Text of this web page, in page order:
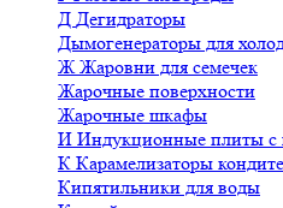
Д Дегидраторы
Дымогенераторы для
ЖЖаровни для семечек
Жарочные поверхности
Жарочные шкафы
И Индукционные плиты с
К Карамелизаторы
Кипятильники для воды